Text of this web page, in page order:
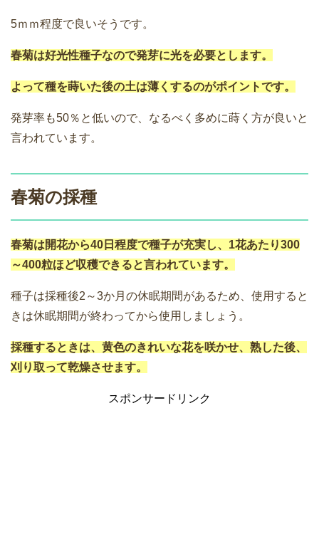
5ｍｍ程度で良いそうです。
春菊は好光性種子なので発芽に光を必要とします。
よって種を蒔いた後の土は薄くするのがポイントです。
発芽率も50％と低いので、なるべく多めに蒔く方が良いと
言われています。
春菊の採種
春菊は開花から40日程度で種子が充実し、1花あたり300
～400粒ほど収穫できると言われています。
種子は採種後2～3か月の休眠期間があるため、使用すると
きは休眠期間が終わってから使用しましょう。
採種するときは、黄色のきれいな花を咲かせ、熟した後、
刈り取って乾燥させます。
スポンサードリンク